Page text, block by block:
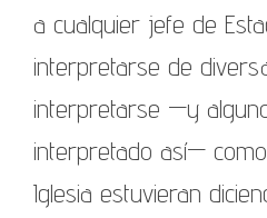
a cualquier jefe de
interpretarse de
interpretarse —y
interpretado así—
Iglesia estuvieran